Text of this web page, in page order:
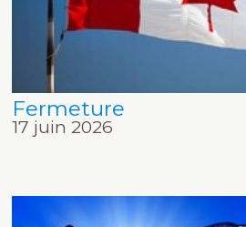
Fermeture
17 juin 2026